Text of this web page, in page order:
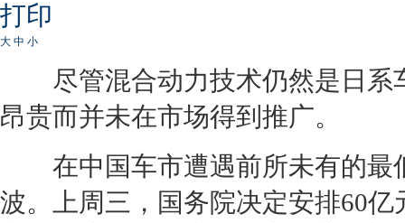
打印
大 中 小
尽管混合动力技术仍然是日系
昂贵而并未在市场得到推广。
在中国车市遭遇前所未有的最
波。上周三，国务院决定安排60